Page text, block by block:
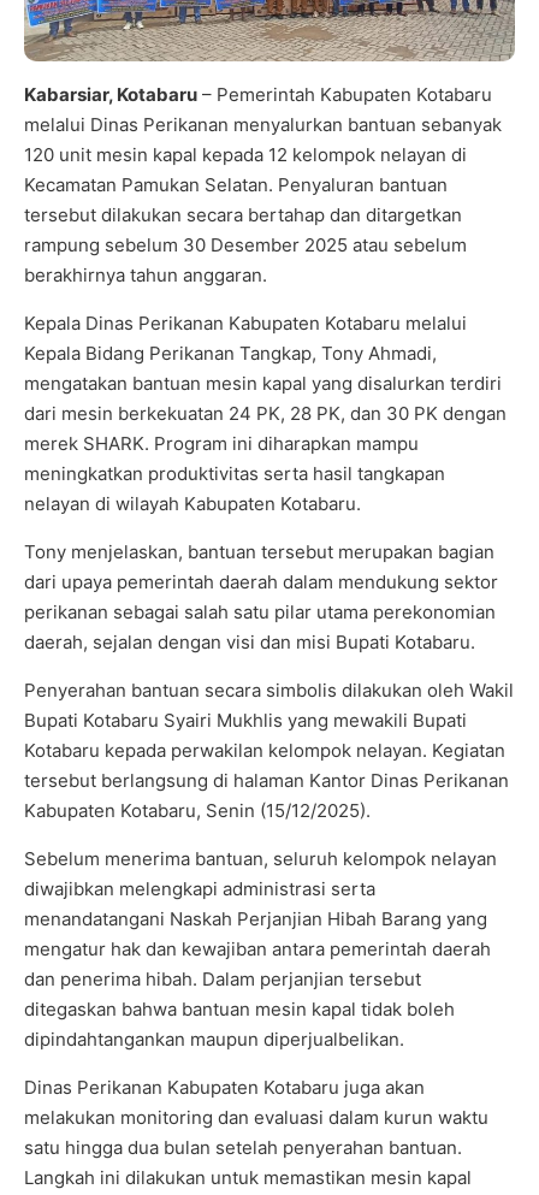
Kabarsiar, Kotabaru – Pemerintah Kabupaten Kotabaru
melalui Dinas Perikanan menyalurkan bantuan sebanyak
120 unit mesin kapal kepada 12 kelompok nelayan di
Kecamatan Pamukan Selatan. Penyaluran bantuan
tersebut dilakukan secara bertahap dan ditargetkan
rampung sebelum 30 Desember 2025 atau sebelum
berakhirnya tahun anggaran.
Kepala Dinas Perikanan Kabupaten Kotabaru melalui
Kepala Bidang Perikanan Tangkap, Tony Ahmadi,
mengatakan bantuan mesin kapal yang disalurkan terdiri
dari mesin berkekuatan 24 PK, 28 PK, dan 30 PK dengan
merek SHARK. Program ini diharapkan mampu
meningkatkan produktivitas serta hasil tangkapan
nelayan di wilayah Kabupaten Kotabaru.
Tony menjelaskan, bantuan tersebut merupakan bagian
dari upaya pemerintah daerah dalam mendukung sektor
perikanan sebagai salah satu pilar utama perekonomian
daerah, sejalan dengan visi dan misi Bupati Kotabaru.
Penyerahan bantuan secara simbolis dilakukan oleh Wakil
Bupati Kotabaru Syairi Mukhlis yang mewakili Bupati
Kotabaru kepada perwakilan kelompok nelayan. Kegiatan
tersebut berlangsung di halaman Kantor Dinas Perikanan
Kabupaten Kotabaru, Senin (15/12/2025).
Sebelum menerima bantuan, seluruh kelompok nelayan
diwajibkan melengkapi administrasi serta
menandatangani Naskah Perjanjian Hibah Barang yang
mengatur hak dan kewajiban antara pemerintah daerah
dan penerima hibah. Dalam perjanjian tersebut
ditegaskan bahwa bantuan mesin kapal tidak boleh
dipindahtangankan maupun diperjualbelikan.
Dinas Perikanan Kabupaten Kotabaru juga akan
melakukan monitoring dan evaluasi dalam kurun waktu
satu hingga dua bulan setelah penyerahan bantuan.
Langkah ini dilakukan untuk memastikan mesin kapal